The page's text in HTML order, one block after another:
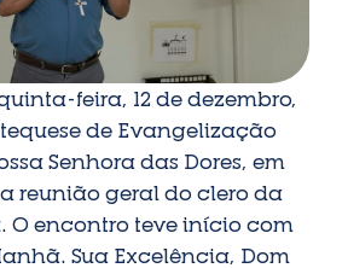
feira, 12 de dezembro,
de Evangelização
Senhora das Dores, em
reunião geral do clero da
O encontro teve início com
Sua Excelência, Dom